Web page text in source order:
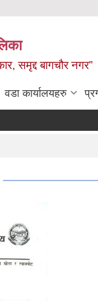
समृद्द बागचौर नगर”
वडा ‍कार्यालयहरु